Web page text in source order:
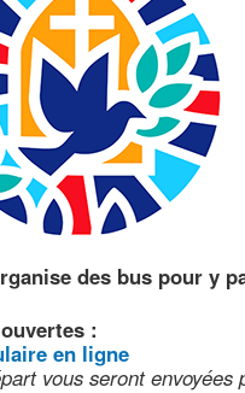
des bus pour y
:
en ligne
vous seront